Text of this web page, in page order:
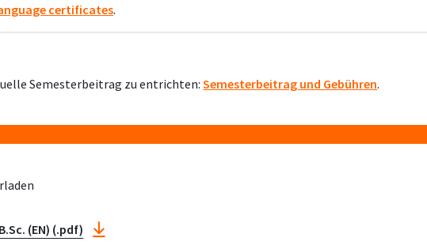
certificates.
Semesterbeitrag zu entrichten:Semesterbeitrag und Gebühren.
(EN) (.pdf)